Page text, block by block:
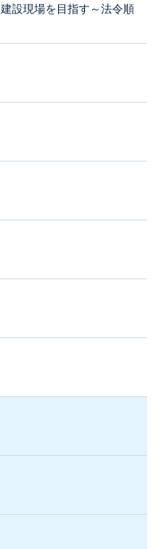
設現場を目指す～法令順